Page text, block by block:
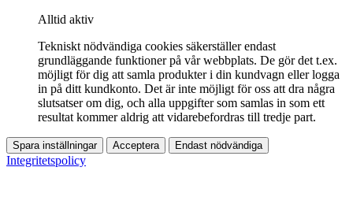
Alltid aktiv
Tekniskt nödvändiga cookies säkerställer endast
grundläggande funktioner på vår webbplats. De gör det t.ex.
möjligt för dig att samla produkter i din kundvagn eller logga
in på ditt kundkonto. Det är inte möjligt för oss att dra några
slutsatser om dig, och alla uppgifter som samlas in som ett
resultat kommer aldrig att vidarebefordras till tredje part.
Spara inställningar Acceptera Endast nödvändiga
Integritetspolicy